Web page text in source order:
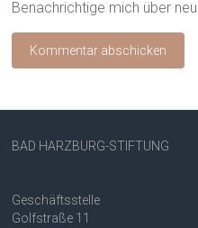
Benachrichtige mich über
BAD HARZBURG-STIFTUNG
Geschäftsstelle
Golfstraße 11